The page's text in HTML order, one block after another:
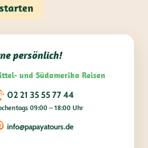
persönlich!
und Südamerika Reisen
02 21 35 55 77 44
09:00 – 18:00 Uhr
info@papayatours.de